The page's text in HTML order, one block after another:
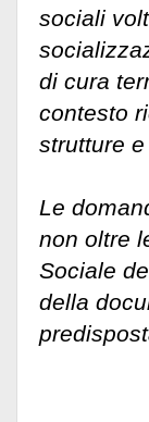
sociali
di cura
contesto
strutture
Le
non oltre
Sociale
della